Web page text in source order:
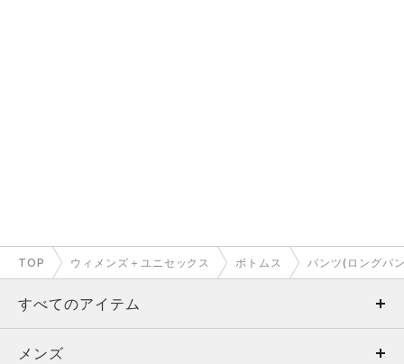
TOP ウィメンズ＋ユニセックス ボトムス パンツ(ロングパ
すべてのアイテム
メンズ
メンズ